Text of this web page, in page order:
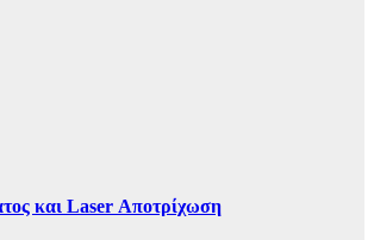
και Laser Αποτρίχωση